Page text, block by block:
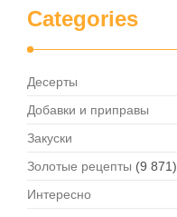
Categories
Десерты
Добавки и приправы
Закуски
Золотые рецепты (9 871)
Интересно